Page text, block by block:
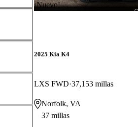
¡Nuevo!
2025 Kia K4
LXS FWD 37,153 millas
Norfolk, VA
37 millas